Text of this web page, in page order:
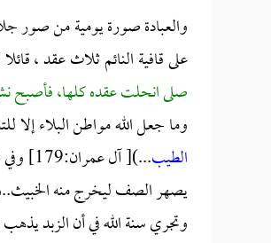
والعبادة صورة يومية من صور
على قافية النائم ثلاث عقد ،
صلى انحلت عقده كلها، فأصبح
وما جعل الله مواطن البلاء إلا
الطيب
...)[
يصهر الصف ليخرج منه
وتجري سنة الله في أن الزبد